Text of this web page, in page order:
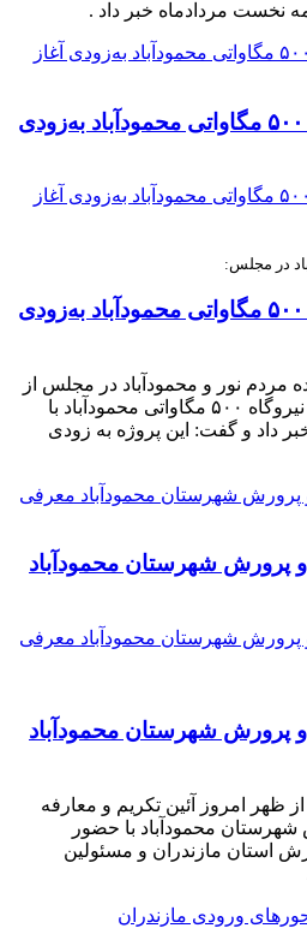
نخست مردادماه خبر داد .
فاز نخست نیروگاه ۵۰۰ مگاواتی محمودآباد به‌زودی
در مجلس:
فاز نخست نیروگاه ۵۰۰ مگاواتی محمودآباد به‌زودی
مردم نور و محمودآباد در مجلس از
آغاز اجرای فاز نخست نیروگاه ۵۰۰ مگاواتی محمودآباد با
خبر داد و گفت: این پروژه به زودی
پرورش شهرستان محمودآباد
پرورش شهرستان محمودآباد
از ظهر امروز آئین تکریم و معارفه
محمودآباد با حضور
استان مازندران و مسئولین